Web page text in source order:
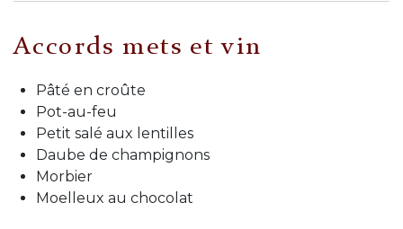
Accords mets et vin
Pâté en croûte
Pot-au-feu
Petit salé aux lentilles
Daube de champignons
Morbier
Moelleux au chocolat